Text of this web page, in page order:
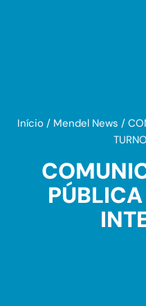
Início/ Mendel News /